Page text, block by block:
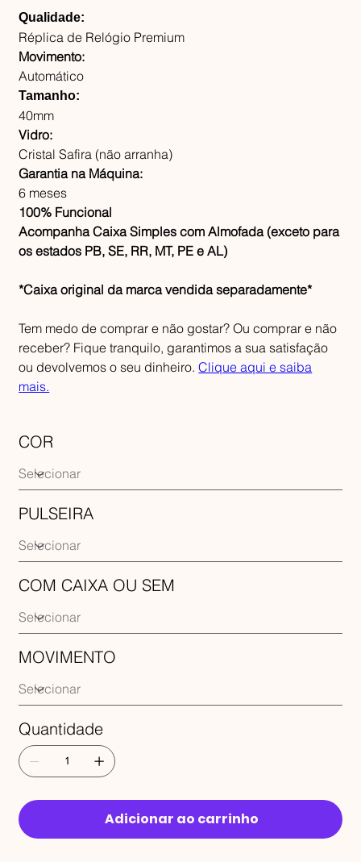
Qualidade:
Réplica de Relógio Premium
Movimento:
Automático
Tamanho:
40mm
Vidro:
Cristal Safira (não arranha)
Garantia na Máquina:
6 meses
100% Funcional
Acompanha Caixa Simples com Almofada (exceto para
os estados PB, SE, RR, MT, PE e AL)
*Caixa original da marca vendida separadamente*
Tem medo de comprar e não gostar? Ou comprar e não
receber? Fique tranquilo, garantimos a sua satisfação
ou devolvemos o seu dinheiro.Clique aqui e saiba
mais.
COR
PULSEIRA
COM CAIXA OU SEM
MOVIMENTO
Quantidade
Adicionar ao carrinho